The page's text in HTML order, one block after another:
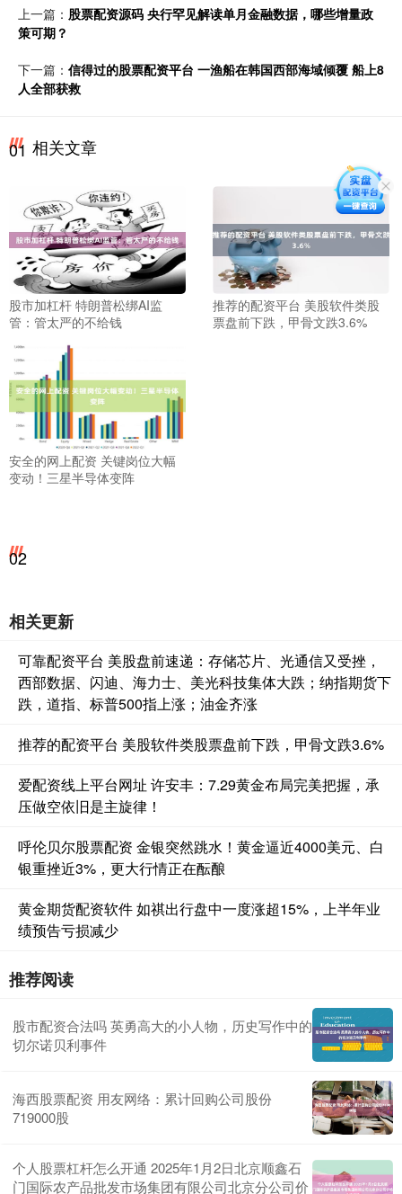
上一篇： 股票配资源码 央行罕见解读单月金融数据，哪些增量政
策可期？
下一篇： 信得过的股票配资平台 一渔船在韩国西部海域倾覆 船上8
人全部获救
01 相关文章
股市加杠杆 特朗普松绑AI监
管：管太严的不给钱
推荐的配资平台 美股软件类股
票盘前下跌，甲骨文跌3.6%
安全的网上配资 关键岗位大幅
变动！三星半导体变阵
02
相关更新
可靠配资平台 美股盘前速递：存储芯片、光通信又受挫，
西部数据、闪迪、海力士、美光科技集体大跌；纳指期货下
跌，道指、标普500指上涨；油金齐涨
推荐的配资平台 美股软件类股票盘前下跌，甲骨文跌3.6%
爱配资线上平台网址 许安丰：7.29黄金布局完美把握，承
压做空依旧是主旋律！
呼伦贝尔股票配资 金银突然跳水！黄金逼近4000美元、白
银重挫近3%，更大行情正在酝酿
黄金期货配资软件 如祺出行盘中一度涨超15%，上半年业
绩预告亏损减少
推荐阅读
股市配资合法吗 英勇高大的小人物，历史写作中的
切尔诺贝利事件
海西股票配资 用友网络：累计回购公司股份
719000股
个人股票杠杆怎么开通 2025年1月2日北京顺鑫石
门国际农产品批发市场集团有限公司北京分公司价